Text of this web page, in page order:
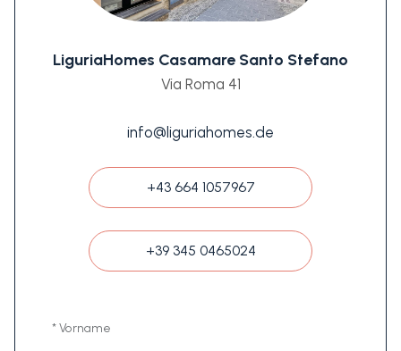
LiguriaHomes Casamare Santo Stefano
Via Roma 41
info@liguriahomes.de
+43 664 1057967
+39 345 0465024
* Vorname